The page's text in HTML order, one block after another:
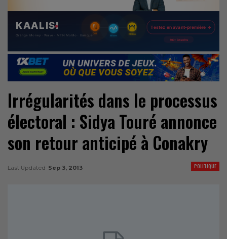
Irrégularités dans le processus
électoral : Sidya Touré annonce
son retour anticipé à Conakry
POLITIQUE
Last Updated Sep 3, 2013